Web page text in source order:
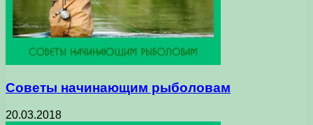
Советы начинающим рыболовам
20.03.2018